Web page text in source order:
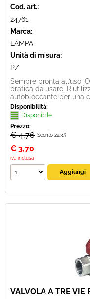
Cod. art.:
24761
Marca:
LAMPA
Unità di misura:
PZ
Sempre pronta all’uso.
pratica da usare.
autobloccante per una
Disponibilità:
Disponibile
Prezzo:
€ 4,76 Sconto 22.3%
€ 3,70
iva inclusa
VALVOLA A TRE